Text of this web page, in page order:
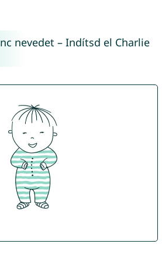
nevedet – Indítsd el Charlie